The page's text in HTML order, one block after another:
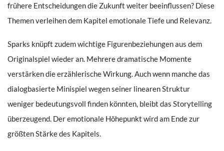
frühere Entscheidungen die Zukunft weiter beeinflussen? Diese
Themen verleihen dem Kapitel emotionale Tiefe und Relevanz.
Sparks knüpft zudem wichtige Figurenbeziehungen aus dem
Originalspiel wieder an. Mehrere dramatische Momente
verstärken die erzählerische Wirkung. Auch wenn manche das
dialogbasierte Minispiel wegen seiner linearen Struktur
weniger bedeutungsvoll finden könnten, bleibt das Storytelling
überzeugend. Der emotionale Höhepunkt wird am Ende zur
größten Stärke des Kapitels.